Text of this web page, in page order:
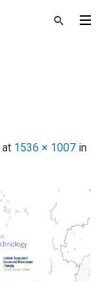
at 1536 × 1007 in